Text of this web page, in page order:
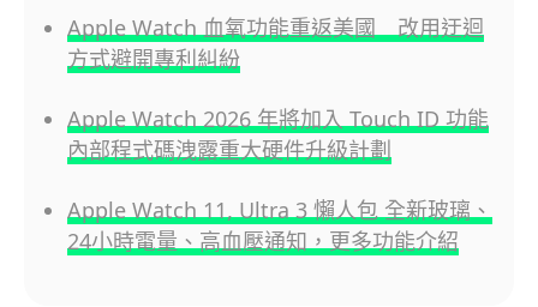
Apple Watch 血氧功能重返美國 改用迂迴
方式避開專利糾紛
Apple Watch 2026 年將加入 Touch ID 功能
內部程式碼洩露重大硬件升級計劃
Apple Watch 11, Ultra 3 懶人包 全新玻璃、
24小時電量、高血壓通知，更多功能介紹